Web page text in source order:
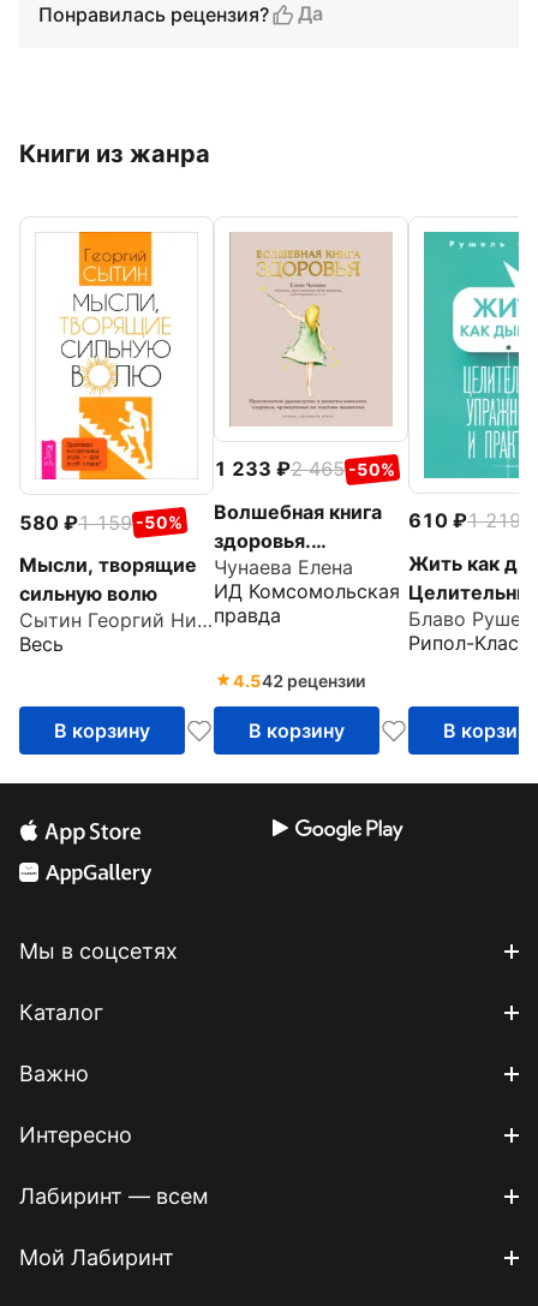
Понравилась рецензия?
Да
Книги из жанра
580 1 159 -50%
Мысли, творящие
сильную волю
Сытин Георгий Николаевич
Весь
В корзину
1 233 2 465 -50%
Волшебная книга
здоровья.
Практическое
руководство и
рецепты женского
Чунаева Елена
ИД Комсомольская
правда
4.542 рецензии
В корзину
610 1 219
Жить как
упражнения
практики
Блаво
Рипол-
В корзину
Мы в соцсетях
Каталог
Важно
Интересно
Лабиринт — всем
Мой Лабиринт